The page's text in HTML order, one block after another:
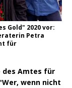
Gold" 2020 vor:
Petra
für
des Amtes für
wenn nicht